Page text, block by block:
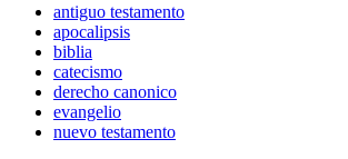
antiguo testamento
apocalipsis
biblia
catecismo
derecho canonico
evangelio
nuevo testamento